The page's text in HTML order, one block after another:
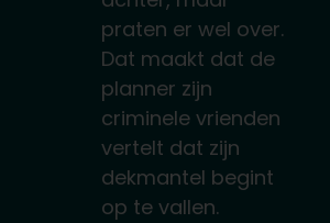
praten er wel over.
Dat maakt dat de
planner zijn
criminele vrienden
vertelt dat zijn
dekmantel begint
op te vallen.